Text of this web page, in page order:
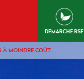
DÉMARCHE RSE
À MOINDRE COÛT